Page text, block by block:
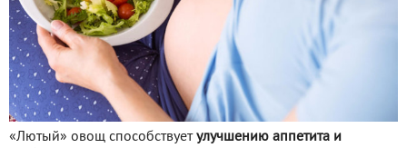
«Лютый» овощ способствует улучшению аппетита и